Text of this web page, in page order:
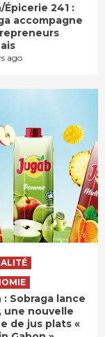
Épicerie 241 :
accompagne
ago
: Sobraga lance
une nouvelle
de jus plats «